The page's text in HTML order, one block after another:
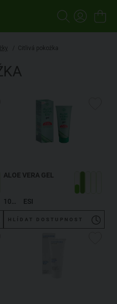
/ Citlivá pokožka
ALOE VERA GEL
ESI
HLÍDAT DOSTUPNOST